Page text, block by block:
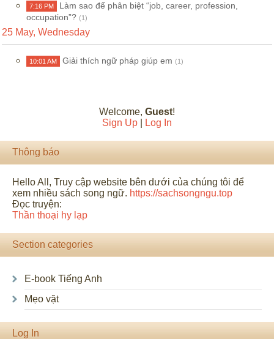
7:16 PM
Làm sao để phân biệt “job, career, profession,
occupation”? (1)
25 May, Wednesday
10:01 AM Giải thích ngữ pháp giúp em (1)
Welcome, Guest!
Sign Up
Log In
Thông báo
Hello All, Truy cập website bên dưới của chúng tôi để
xem nhiều sách song ngữ. https://sachsongngu.top
Đọc truyện:
Thần thoại hy lạp
Section categories
E-book Tiếng Anh
Mẹo vặt
Log In